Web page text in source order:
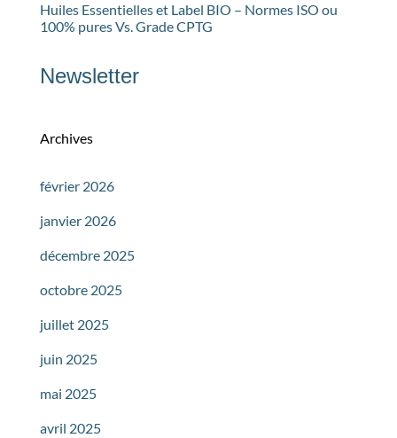
Huiles Essentielles et Label BIO – Normes ISO ou
100% pures Vs. Grade CPTG
Newsletter
Archives
février 2026
janvier 2026
décembre 2025
octobre 2025
juillet 2025
juin 2025
mai 2025
avril 2025